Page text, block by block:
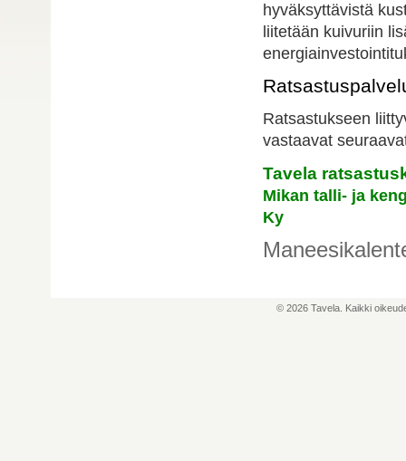
hyväksyttävistä
liitetään kuivuriin
Ratsastukseen
vastaavat
Tavela
Mikan talli- ja
Ky
© 2026 Tavela. Kaikki